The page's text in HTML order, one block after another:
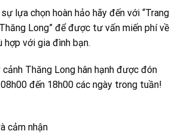
lựa chọn hoàn hảo hãy đến với “Trang
Long” để được tư vấn miến phí về
hợp với gia đình bạn.
Thăng Long hân hạnh được đón
đến 18h00 các ngày trong tuần!
cảm nhận